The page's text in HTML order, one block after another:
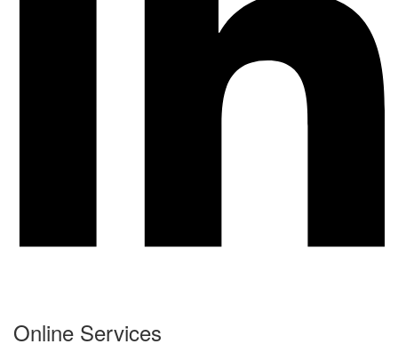
Online Services